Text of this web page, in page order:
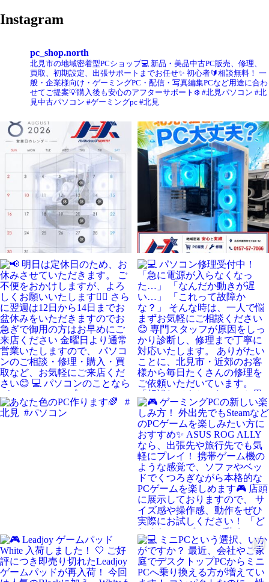
Instagram
pc_shop.north
北見市の地域密着型PCショップ💻 新品・美品中古PC販売、修理、
買取、初期設定、出張サポートまでお任せ✨ 初心者🔰相談無料！ 一
般・企業様向け・ゲーミングPC・配信・写真編集PCなど用途に合わ
せてご提案💡購入後も安心のアフターサポート❄️ #北見パソコン #北
見中古パソコン #ゲーミングpc #北見